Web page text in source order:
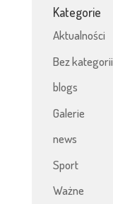
Kategorie
Aktualności
Bez kategorii
blogs
Galerie
news
Sport
Ważne